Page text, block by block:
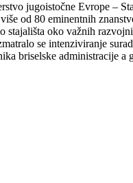
jugoistočne Evrope –
od 80 eminentnih
oko važnih
se intenziviranje
briselske administracije